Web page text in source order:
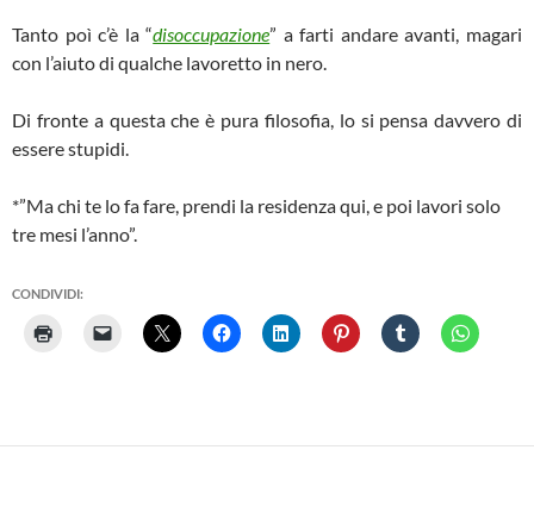
Tanto poì c’è la “disoccupazione” a farti andare avanti, magari
con l’aiuto di qualche lavoretto in nero.
Di fronte a questa che è pura filosofia, lo si pensa davvero di
essere stupidi.
*”Ma chi te lo fa fare, prendi la residenza qui, e poi lavori solo
tre mesi l’anno”.
CONDIVIDI: